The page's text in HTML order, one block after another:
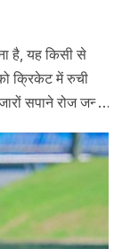
है, यह किसी से
क्रिकेट में रुची
सपाने रोज जन्म